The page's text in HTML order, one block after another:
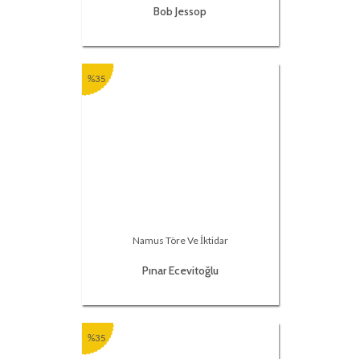
Bob Jessop
%35
Namus Töre Ve İktidar
Pınar Ecevitoğlu
%35